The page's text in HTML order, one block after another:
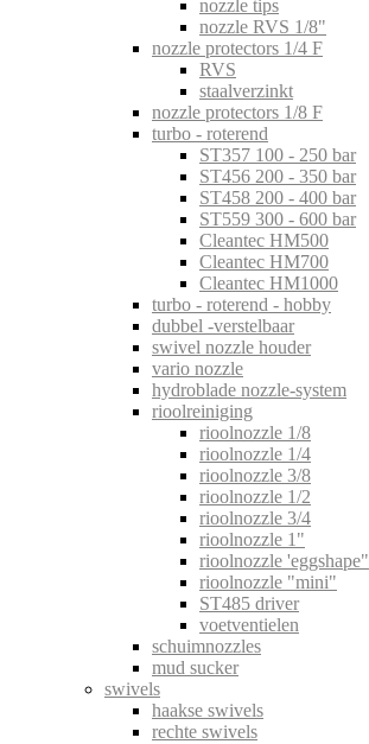
nozzle tips
nozzle RVS 1/8"
nozzle protectors 1/4 F
RVS
staalverzinkt
nozzle protectors 1/8 F
turbo - roterend
ST357 100 - 250 bar
ST456 200 - 350 bar
ST458 200 - 400 bar
ST559 300 - 600 bar
Cleantec HM500
Cleantec HM700
Cleantec HM1000
turbo - roterend - hobby
dubbel -verstelbaar
swivel nozzle houder
vario nozzle
hydroblade nozzle-system
rioolreiniging
rioolnozzle 1/8
rioolnozzle 1/4
rioolnozzle 3/8
rioolnozzle 1/2
rioolnozzle 3/4
rioolnozzle 1"
rioolnozzle 'eggshape"
rioolnozzle "mini"
ST485 driver
voetventielen
schuimnozzles
mud sucker
swivels
haakse swivels
rechte swivels